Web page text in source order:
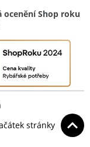
ocenění Shop roku
stránky